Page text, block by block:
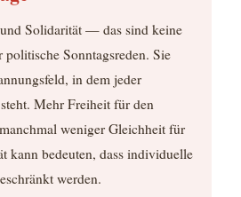
Solidarität — das sind keine
politische Sonntagsreden. Sie
in dem jeder
Mehr Freiheit für den
weniger Gleichheit für
kann bedeuten, dass individuelle
werden.